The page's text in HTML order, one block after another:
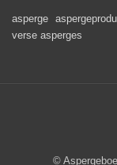
asperge
verse asperges
©